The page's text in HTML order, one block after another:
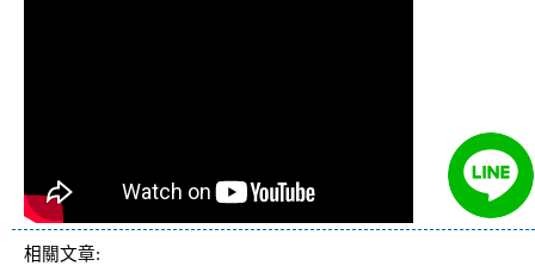
相關文章: